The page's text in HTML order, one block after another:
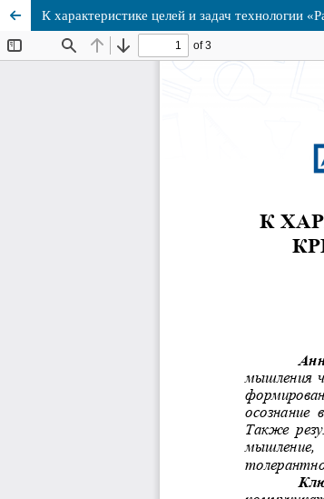
К характеристике целей и задач технологии